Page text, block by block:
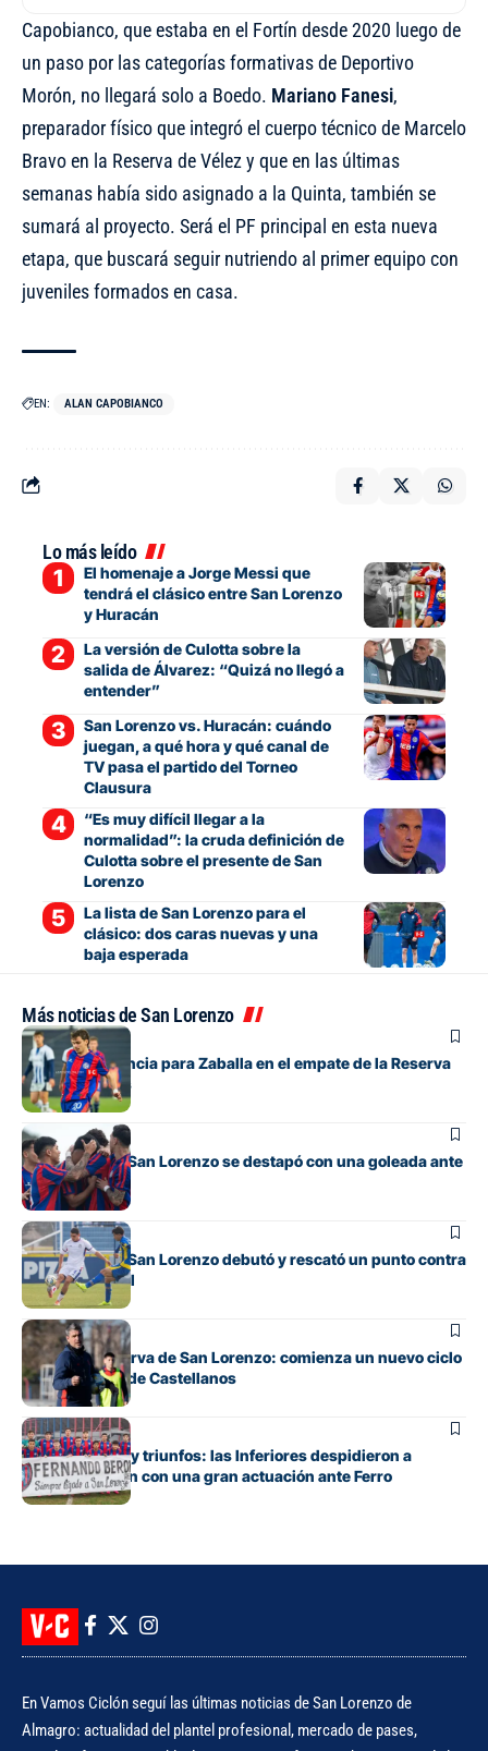
Capobianco, que estaba en el Fortín desde 2020 luego de
un paso por las categorías formativas de Deportivo
Morón, no llegará solo a Boedo. Mariano Fanesi,
preparador físico que integró el cuerpo técnico de Marcelo
Bravo en la Reserva de Vélez y que en las últimas
semanas había sido asignado a la Quinta, también se
sumará al proyecto. Será el PF principal en esta nueva
etapa, que buscará seguir nutriendo al primer equipo con
juveniles formados en casa.
EN: ALAN CAPOBIANCO
Lo más leído
El homenaje a Jorge Messi que
tendrá el clásico entre San Lorenzo
y Huracán
La versión de Culotta sobre la
salida de Álvarez: “Quizá no llegó a
entender”
San Lorenzo vs. Huracán: cuándo
juegan, a qué hora y qué canal de
TV pasa el partido del Torneo
Clausura
“Es muy difícil llegar a la
normalidad”: la cruda definición de
Culotta sobre el presente de San
Lorenzo
La lista de San Lorenzo para el
clásico: dos caras nuevas y una
baja esperada
Más noticias de San Lorenzo
Juveniles
Debut y asistencia para Zaballa en el empate de la Reserva
contra Talleres
Juveniles
La Reserva de San Lorenzo se destapó con una goleada ante
Banfield
Juveniles
La Reserva de San Lorenzo debutó y rescató un punto contra
Rosario Central
Juveniles
Debuta la Reserva de San Lorenzo: comienza un nuevo ciclo
bajo el mando de Castellanos
Juveniles
Entre emoción y triunfos: las Inferiores despidieron a
Fernando Berón con una gran actuación ante Ferro
En Vamos Ciclón seguí las últimas noticias de San Lorenzo de
Almagro: actualidad del plantel profesional, mercado de pases,